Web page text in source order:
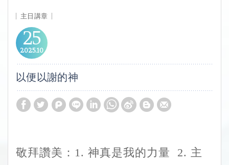
主日講章
25
10
2025
以便以謝的神
敬拜讚美：1. 神真是我的力量 2. 主